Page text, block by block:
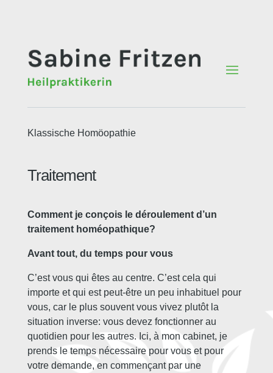
Klassische Homöopathie
Traitement
Comment je conçois le déroulement d’un
traitement homéopathique?
Avant tout, du temps pour vous
C’est vous qui êtes au centre. C’est cela qui
importe et qui est peut-être un peu inhabituel pour
vous, car le plus souvent vous vivez plutôt la
situation inverse: vous devez fonctionner au
quotidien pour les autres. Ici, à mon cabinet, je
prends le temps nécessaire pour vous et pour
votre demande, en commençant par une